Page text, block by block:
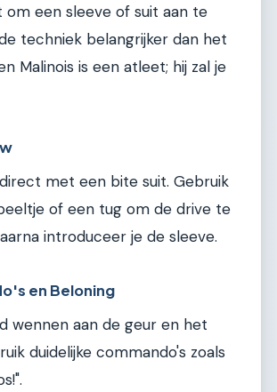
om een sleeve of suit aan te
techniek belangrijker dan het
Malinois is een atleet; hij zal je
met een bite suit. Gebruik
of een tug om de drive te
introduceer je de sleeve.
en Beloning
wennen aan de geur en het
duidelijke commando's zoals